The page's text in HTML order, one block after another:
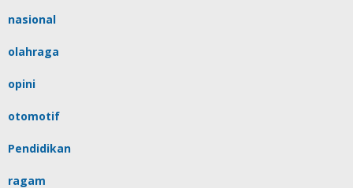
nasional
olahraga
opini
otomotif
Pendidikan
ragam